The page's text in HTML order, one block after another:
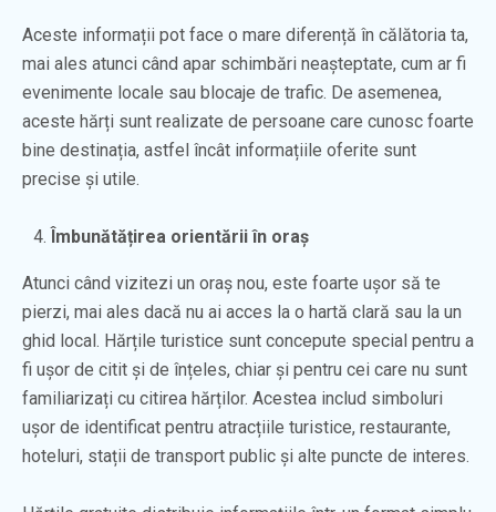
Aceste informații pot face o mare diferență în călătoria ta,
mai ales atunci când apar schimbări neașteptate, cum ar fi
evenimente locale sau blocaje de trafic. De asemenea,
aceste hărți sunt realizate de persoane care cunosc foarte
bine destinația, astfel încât informațiile oferite sunt
precise și utile.
Îmbunătățirea orientării în oraș
Atunci când vizitezi un oraș nou, este foarte ușor să te
pierzi, mai ales dacă nu ai acces la o hartă clară sau la un
ghid local. Hărțile turistice sunt concepute special pentru a
fi ușor de citit și de înțeles, chiar și pentru cei care nu sunt
familiarizați cu citirea hărților. Acestea includ simboluri
ușor de identificat pentru atracțiile turistice, restaurante,
hoteluri, stații de transport public și alte puncte de interes.